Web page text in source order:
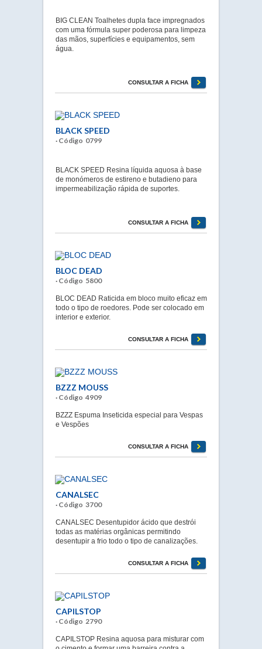
BIG CLEAN Toalhetes dupla face impregnados
com uma fórmula super poderosa para limpeza
das mãos, superfícies e equipamentos, sem
água.
CONSULTAR A FICHA
BLACK SPEED
· Código 0799
BLACK SPEED Resina líquida aquosa à base
de monómeros de estireno e butadieno para
impermeabilização rápida de suportes.
CONSULTAR A FICHA
BLOC DEAD
· Código 5800
BLOC DEAD Raticida em bloco muito eficaz em
todo o tipo de roedores. Pode ser colocado em
interior e exterior.
CONSULTAR A FICHA
BZZZ MOUSS
· Código 4909
BZZZ Espuma Inseticida especial para Vespas
e Vespões
CONSULTAR A FICHA
CANALSEC
· Código 3700
CANALSEC Desentupidor ácido que destrói
todas as matérias orgânicas permitindo
desentupir a frio todo o tipo de canalizações.
CONSULTAR A FICHA
CAPILSTOP
· Código 2790
CAPILSTOP Resina aquosa para misturar com